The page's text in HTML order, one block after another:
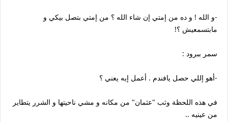
-و الله ! و ده من إمتي إن شاء الله ؟ من إمتي بتصل بيكي و
مابتسمعيش ؟!
سمر ببرود :
-أهو إللي حصل يافندم . أعمل إيه يعني ؟
في هذه اللحظة وثب "عثمان" من مكانه و مشي ناحيتها و الشرر يتطاير
من عينيه ..